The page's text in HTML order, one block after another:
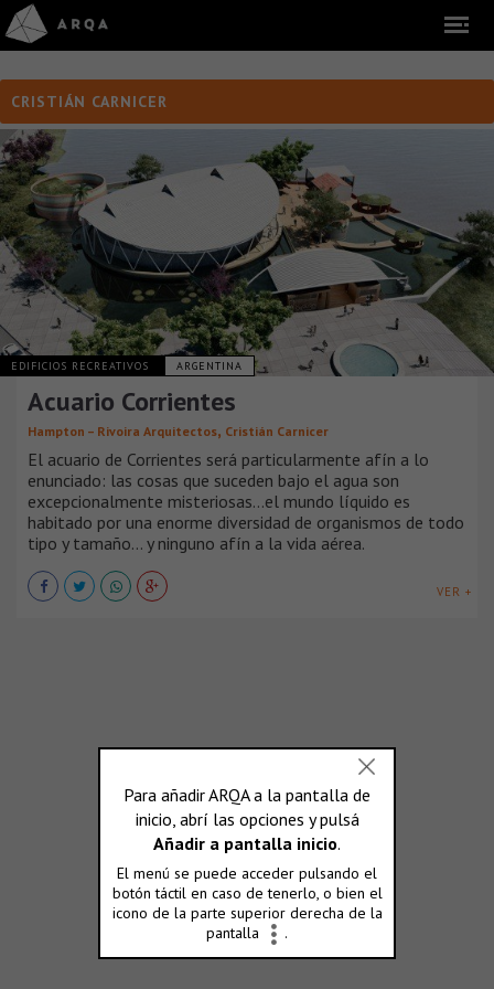
CRISTIÁN CARNICER
EDIFICIOS RECREATIVOS ARGENTINA
Acuario Corrientes
Hampton – Rivoira Arquitectos, Cristián Carnicer
El acuario de Corrientes será particularmente afín a lo
enunciado: las cosas que suceden bajo el agua son
excepcionalmente misteriosas…el mundo líquido es
habitado por una enorme diversidad de organismos de todo
tipo y tamaño… y ninguno afín a la vida aérea.
VER +